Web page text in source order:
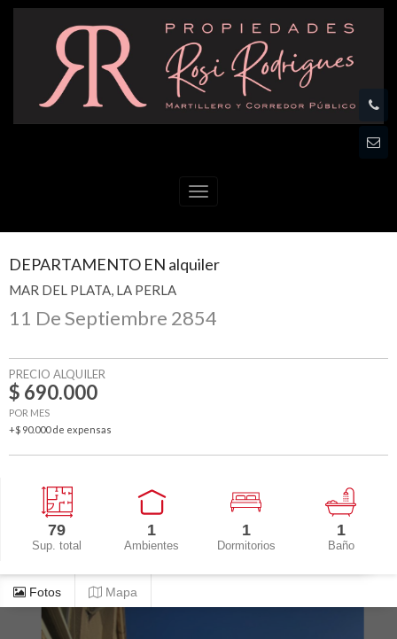
Menú
DEPARTAMENTO EN alquiler
MAR DEL PLATA LA PERLA
11 De Septiembre 2854
PRECIO ALQUILER
$ 690.000
POR MES
+$ 90.000 de expensas
79
Sup. total
1
Ambientes
1
Dormitorios
1
Baño
Fotos Mapa